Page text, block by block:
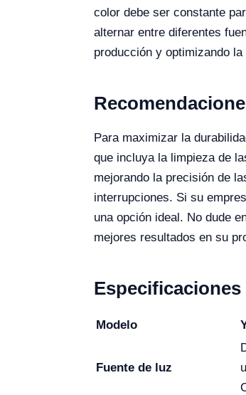
color debe ser constante
alternar entre diferentes
producción y optimizando
Para maximizar la
que incluya la limpieza de
mejorando la precisión de
interrupciones. Si su
una opción ideal. No dude
mejores resultados en su
Especificaciones
Modelo
Fuente de luz